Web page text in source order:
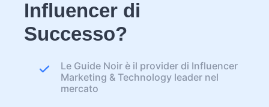
Influencer di
Successo?
Le Guide Noir è il provider di Influencer
Marketing & Technology leader nel
mercato